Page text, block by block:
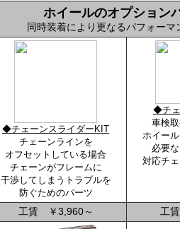
ホイールのオプション
同時装着により更なるパフォーマ
◆チェーンスライダーKIT
チェーンラインを
オフセットしている場合
チェーンがフレームに
干渉してしまうトラブルを
防ぐためのパーツ
◆チェ
車検
ホイー
必要
対応チ
工賃 ￥3,960～ 工